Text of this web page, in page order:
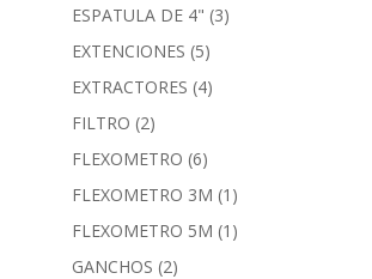
ESPATULA DE 4" (3)
EXTENCIONES (5)
EXTRACTORES (4)
FILTRO (2)
FLEXOMETRO (6)
FLEXOMETRO 3M (1)
FLEXOMETRO 5M (1)
GANCHOS (2)